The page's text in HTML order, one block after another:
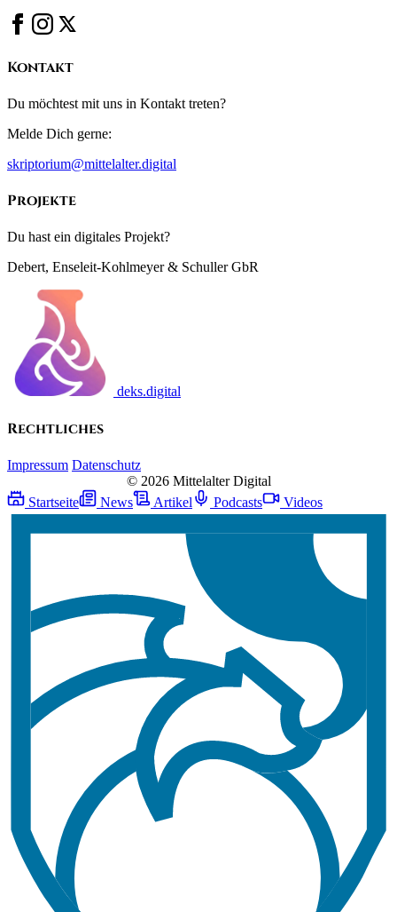
Kontakt
Du möchtest mit uns in Kontakt treten?
Melde Dich gerne:
skriptorium@mittelalter.digital
Projekte
Du hast ein digitales Projekt?
Debert, Enseleit-Kohlmeyer & Schuller GbR
deks.digital
Rechtliches
Impressum Datenschutz
© 2026 Mittelalter Digital
Startseite
News Artikel Podcasts Videos